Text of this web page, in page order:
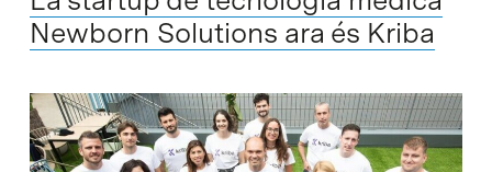
Newborn Solutions ara és Kriba